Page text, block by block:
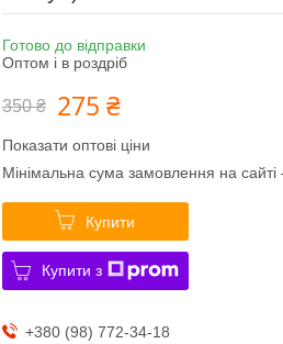
Готово до відправки
Оптом і в роздріб
350 ₴ 275 ₴
Показати оптові ціни
Мінімальна сума замовлення на
Купити
Купити з
+380 (98) 772-34-18